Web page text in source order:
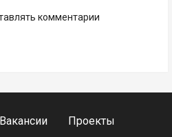
комментарии
Вакансии
Проекты